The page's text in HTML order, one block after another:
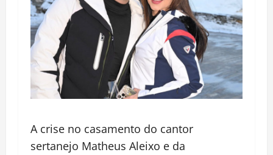
A crise no casamento do cantor
sertanejo Matheus Aleixo e da